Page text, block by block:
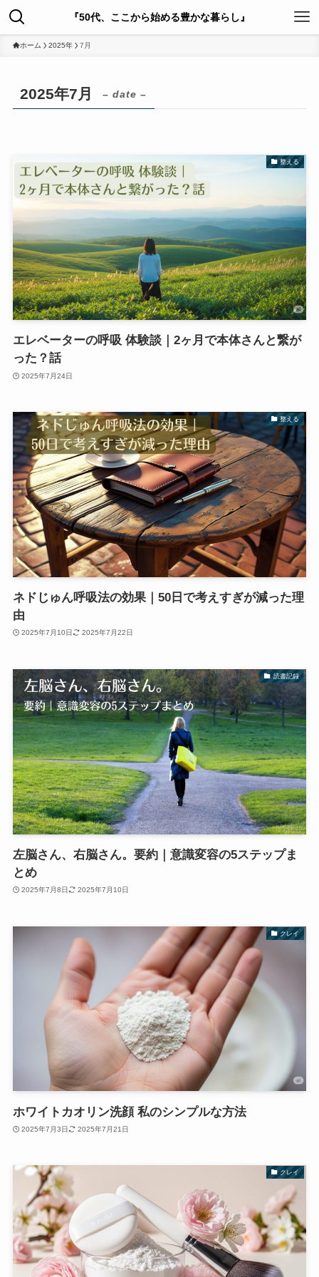
『50代、ここから始める豊かな暮らし』
ホーム 2025年 7月
2025年7月 – date –
整える
エレベーターの呼吸 体験談｜2ヶ月で本体さんと繋が
った？話
2025年7月24日
整える
ネドじゅん呼吸法の効果｜50日で考えすぎが減った理
由
2025年7月10日 2025年7月22日
読書記録
左脳さん、右脳さん。要約｜意識変容の5ステップま
とめ
2025年7月8日 2025年7月10日
クレイ
ホワイトカオリン洗顔 私のシンプルな方法
2025年7月3日 2025年7月21日
クレイ